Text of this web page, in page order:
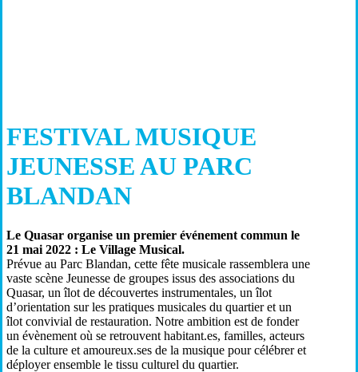
FESTIVAL MUSIQUE
JEUNESSE AU PARC
BLANDAN
Le Quasar organise un premier événement commun le
21 mai 2022 : Le Village Musical.
Prévue au Parc Blandan, cette fête musicale rassemblera une
vaste scène Jeunesse de groupes issus des associations du
Quasar, un îlot de découvertes instrumentales, un îlot
d’orientation sur les pratiques musicales du quartier et un
îlot convivial de restauration. Notre ambition est de fonder
un évènement où se retrouvent habitant.es, familles, acteurs
de la culture et amoureux.ses de la musique pour célébrer et
déployer ensemble le tissu culturel du quartier.